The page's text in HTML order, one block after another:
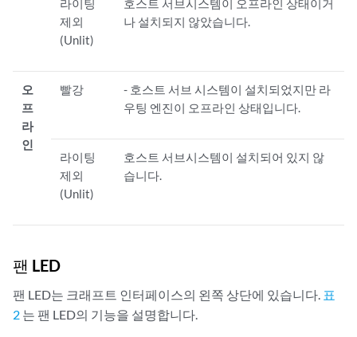
라이팅
제외
(Unlit)
호스트 서브시스템이 오프라인 상태이거
나 설치되지 않았습니다.
오
프
라
인
빨강
- 호스트 서브 시스템이 설치되었지만 라
우팅 엔진이 오프라인 상태입니다.
라이팅
제외
(Unlit)
호스트 서브시스템이 설치되어 있지 않
습니다.
팬 LED
팬 LED는 크래프트 인터페이스의 왼쪽 상단에 있습니다. 표
2 는 팬 LED의 기능을 설명합니다.